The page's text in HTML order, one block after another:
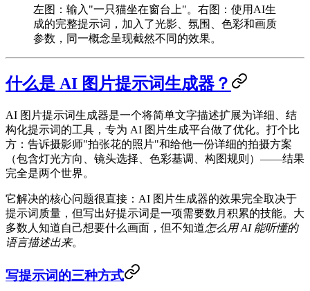
左图：输入"一只猫坐在窗台上"。右图：使用AI生
成的完整提示词，加入了光影、氛围、色彩和画质
参数，同一概念呈现截然不同的效果。
什么是 AI 图片提示词生成器？
AI 图片提示词生成器是一个将简单文字描述扩展为详细、结
构化提示词的工具，专为 AI 图片生成平台做了优化。打个比
方：告诉摄影师"拍张花的照片"和给他一份详细的拍摄方案
（包含灯光方向、镜头选择、色彩基调、构图规则）——结果
完全是两个世界。
它解决的核心问题很直接： AI 图片生成器的效果完全取决于
提示词质量 ，但写出好提示词是一项需要数月积累的技能。大
多数人知道自己想要什么画面，但不知道怎么用 AI 能听懂的
语言描述出来。
写提示词的三种方式